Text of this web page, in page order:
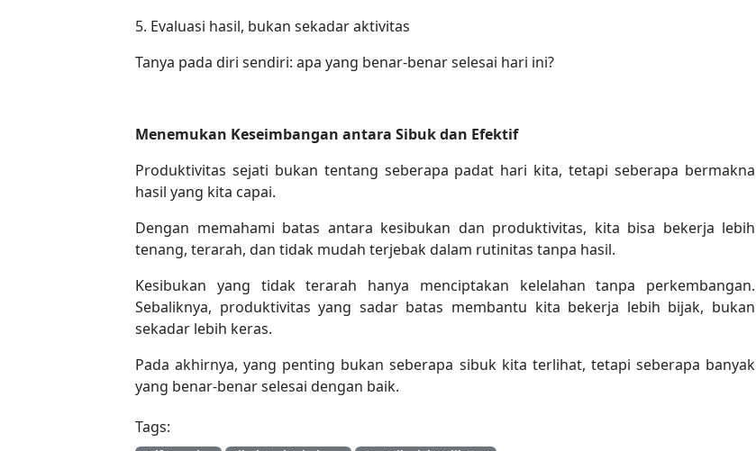
5. Evaluasi hasil, bukan sekadar aktivitas
Tanya pada diri sendiri: apa yang benar-benar selesai hari ini?
Menemukan Keseimbangan antara Sibuk dan Efektif
Produktivitas sejati bukan tentang seberapa padat hari kita, tetapi seberapa bermakna
hasil yang kita capai.
Dengan memahami batas antara kesibukan dan produktivitas, kita bisa bekerja lebih
tenang, terarah, dan tidak mudah terjebak dalam rutinitas tanpa hasil.
Kesibukan yang tidak terarah hanya menciptakan kelelahan tanpa perkembangan.
Sebaliknya, produktivitas yang sadar batas membantu kita bekerja lebih bijak, bukan
sekadar lebih keras.
Pada akhirnya, yang penting bukan seberapa sibuk kita terlihat, tetapi seberapa banyak
yang benar-benar selesai dengan baik.
Tags: